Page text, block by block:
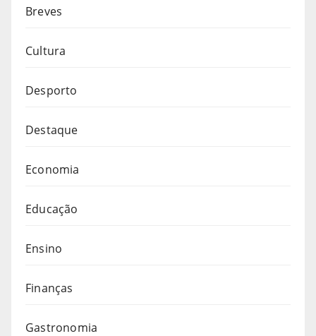
Breves
Cultura
Desporto
Destaque
Economia
Educação
Ensino
Finanças
Gastronomia